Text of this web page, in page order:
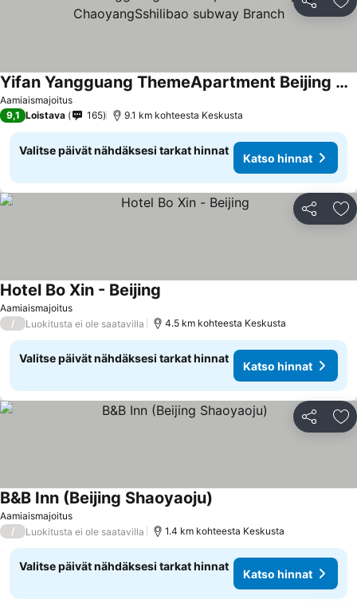
Jaa
Aamiaismajoitus
Yifan Yangguang ThemeApartment Beijing ChaoyangSshilibao subway Branch
9,1 Loistava 165 9.1 km kohteesta Keskusta
Valitse päivät nähdäksesi tarkat hinnat
Katso hinnat
Jaa
Aamiaismajoitus
Hotel Bo Xin - Beijing
/ Luokitusta ei ole saatavilla 4.5 km kohteesta Keskusta
Valitse päivät nähdäksesi tarkat hinnat
Katso hinnat
Jaa
Aamiaismajoitus
B&B Inn (Beijing Shaoyaoju)
/ Luokitusta ei ole saatavilla 1.4 km kohteesta Keskusta
Valitse päivät nähdäksesi tarkat hinnat
Katso hinnat